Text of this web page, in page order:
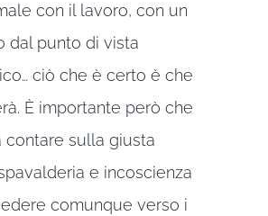
con il lavoro, con un
dal punto di vista
ciò che è certo è che
È importante però che
contare sulla giusta
e incoscienza
comunque verso i